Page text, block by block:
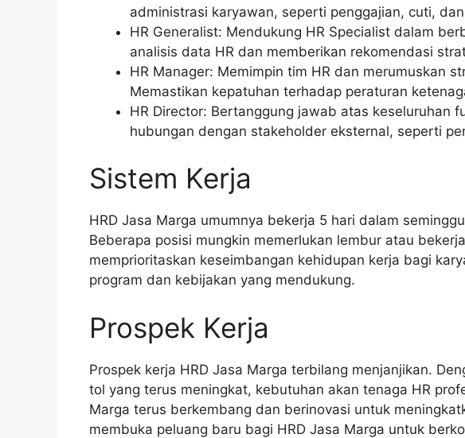
administrasi karyawan, seperti penggajian, cuti,
HR Generalist: Mendukung HR Specialist dalam
analisis data HR dan memberikan rekomendasi
HR Manager: Memimpin tim HR dan merumuskan
Memastikan kepatuhan terhadap peraturan
HR Director: Bertanggung jawab atas keseluruhan
hubungan dengan stakeholder eksternal, seperti
Sistem Kerja
HRD Jasa Marga umumnya bekerja 5 hari dalam
Beberapa posisi mungkin memerlukan lembur atau
memprioritaskan keseimbangan kehidupan kerja bagi
program dan kebijakan yang mendukung.
Prospek Kerja
Prospek kerja HRD Jasa Marga terbilang menjanjikan.
tol yang terus meningkat, kebutuhan akan tenaga HR
Marga terus berkembang dan berinovasi untuk
membuka peluang baru bagi HRD Jasa Marga untuk